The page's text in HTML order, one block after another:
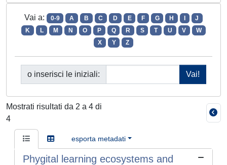
Vai a: 0-9 A B C D E F G H
J
K
L M N O P Q R S T U V
W
X
Y Z
o inserisci le iniziali:
Mostrati risultati da 2 a 4 di
4
esporta metadati
Phygital learning ecosystems and